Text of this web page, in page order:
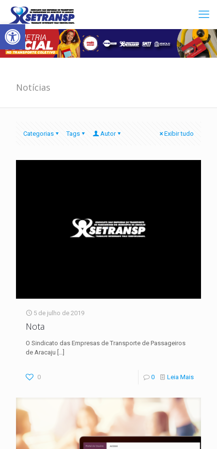
Abrir a barra de ferramentas
Notícias
Categorias Tags Autor Exibir tudo
5 de julho de 2019
Nota
O Sindicato das Empresas de Transporte de Passageiros
de Aracaju […]
0 0 Leia Mais